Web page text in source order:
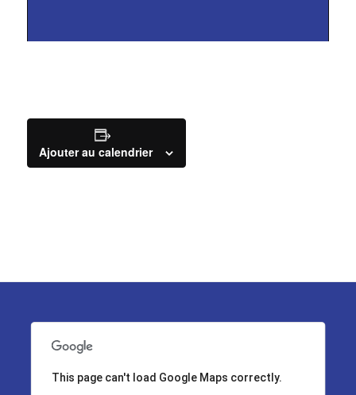
Ajouter au calendrier
This page can't load Google Maps correctly.